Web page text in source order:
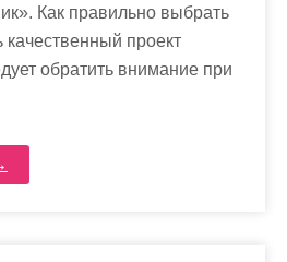
Как правильно выбрать
качественный проект
обратить внимание при